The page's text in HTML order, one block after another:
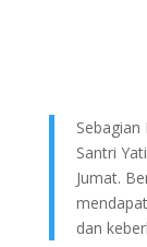
Santri
Jumat.
dan